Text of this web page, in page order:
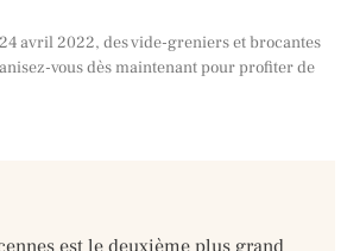
avril 2022, des vide-greniers et brocantes
vous dès maintenant pour profiter de